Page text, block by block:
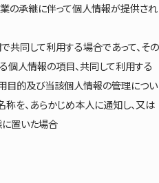
の承継に伴って個人情報が提供され
共同して利用する場合であって、その
個人情報の項目、共同して利用する
目的及び当該個人情報の管理につい
を、あらかじめ本人に通知し、又は
置いた場合